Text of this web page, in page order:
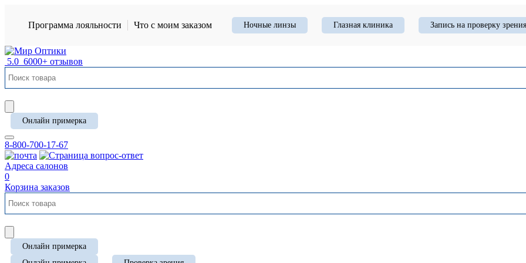
Программа лояльности Что с моим заказом Ночные линзы Глазная клиника Запись на проверку зрения
5.0 6000+ отзывов
Онлайн примерка
8-800-700-17-67
Адреса салонов
0
Корзина заказов
Онлайн примерка